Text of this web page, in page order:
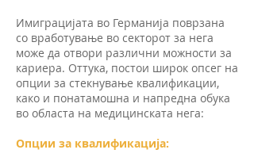
Имиграцијата во Германија поврзана
со вработување во секторот за нега
може да отвори различни можности за
кариера. Оттука, постои широк опсег на
опции за стекнување квалификации,
како и понатамошна и напредна обука
во областа на медицинската нега:
Опции за квалификација: